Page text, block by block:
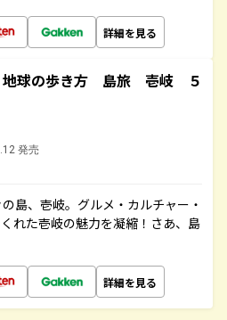
詳細を見る
球の歩き方 島旅 壱岐 ５
発売
島、壱岐。グルメ・カルチャー・
れた壱岐の魅力を凝縮！さあ、島
詳細を見る